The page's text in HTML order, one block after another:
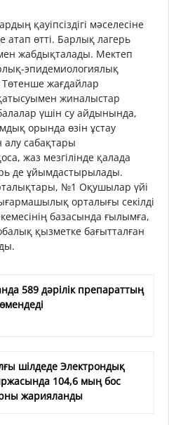
қауіпсіздігі мәселесіне
атап өтті. Барлық лагерь
жабдықталады. Мектеп
эпидемиологиялық
жағдайлар
жиналыстар
үшін су айдынында,
орында өзін ұстау
сабақтары
жаз мезгілінде қалада
де ұйымдастырылады.
№1 Оқушылар үйі
орталығы секілді
базасында ғылымға,
қызметке бағытталған
589 дәрілік препараттың
шілдеде Электрондық
104,6 мың бос
жарияланды